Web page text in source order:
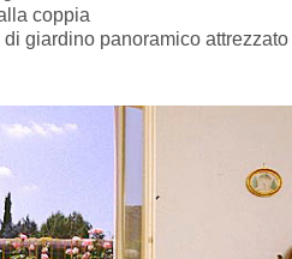
coppia
giardino panoramico attrezzato